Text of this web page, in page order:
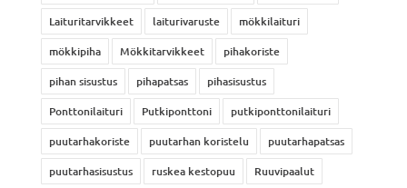
Laituritarvikkeet
laiturivaruste
mökkilaituri
mökkipiha
Mökkitarvikkeet
pihakoriste
pihan sisustus
pihapatsas
pihasisustus
Ponttonilaituri
Putkiponttoni
putkiponttonilaituri
puutarhakoriste
puutarhan koristelu
puutarhapatsas
puutarhasisustus
ruskea kestopuu Ruuvipaalut